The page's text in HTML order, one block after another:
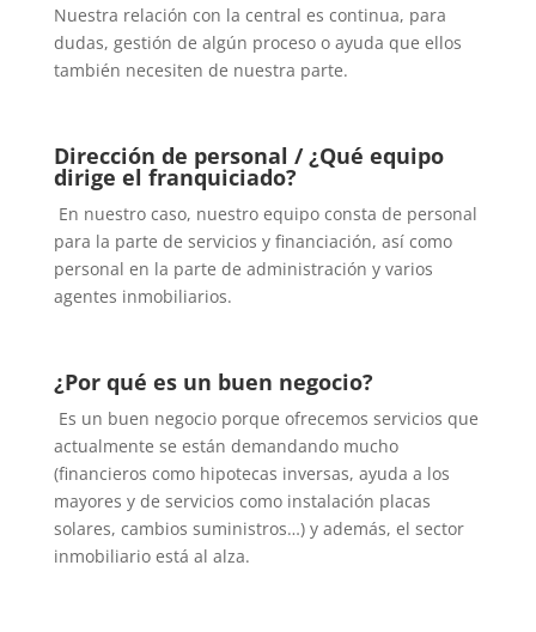
Nuestra relación con la central es continua, para
dudas, gestión de algún proceso o ayuda que ellos
también necesiten de nuestra parte.
Dirección de personal / ¿Qué equipo
dirige el franquiciado?
En nuestro caso, nuestro equipo consta de personal
para la parte de servicios y financiación, así como
personal en la parte de administración y varios
agentes inmobiliarios.
¿Por qué es un buen negocio?
Es un buen negocio porque ofrecemos servicios que
actualmente se están demandando mucho
(financieros como hipotecas inversas, ayuda a los
mayores y de servicios como instalación placas
solares, cambios suministros…) y además, el sector
inmobiliario está al alza.